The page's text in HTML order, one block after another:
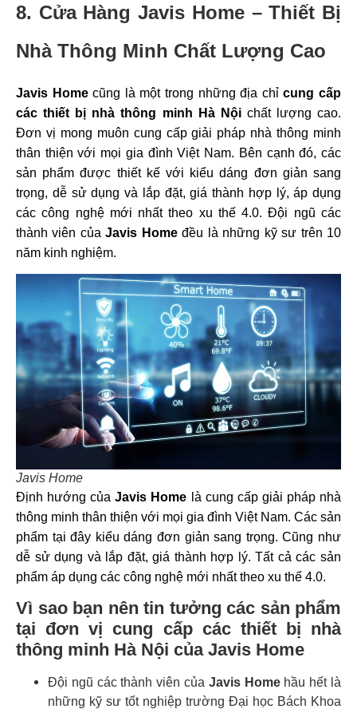
8. Cửa Hàng Javis Home – Thiết Bị
Nhà Thông Minh Chất Lượng Cao
Javis Homecũng là một trong những địa chỉcung cấp
các thiết bị nhà thông minh Hà Nộichất lượng cao.
Đơn vị mong muôn cung cấp giải pháp nhà thông minh
thân thiện với mọi gia đình Việt Nam. Bên cạnh đó, các
sản phẩm được thiết kế với kiểu dáng đơn giản sang
trọng, dễ sử dụng và lắp đặt, giá thành hợp lý, áp dụng
các công nghệ mới nhất theo xu thế 4.0. Đội ngũ các
thành viên củaJavis Homeđều là những kỹ sư trên 10
năm kinh nghiệm.
Javis Home
Định hướng củaJavis Home là cung cấp giải pháp nhà
thông minh thân thiện với mọi gia đình Việt Nam. Các sản
phẩm tại đây kiểu dáng đơn giản sang trọng. Cũng như
dễ sử dụng và lắp đặt, giá thành hợp lý. Tất cả các sản
phẩm áp dụng các công nghệ mới nhất theo xu thế 4.0.
Vì sao bạn nên tin tưởng các sản phẩm
tại đơn vị cung cấp các thiết bị nhà
thông minh Hà Nội của Javis Home
Đội ngũ các thành viên của Javis Homehầu hết là
những kỹ sư tốt nghiệp trường Đại học Bách Khoa